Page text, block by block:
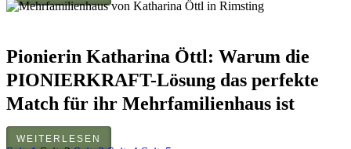
Pionierin Katharina Öttl: Warum die
PIONIERKRAFT-Lösung das perfekte
Match für ihr Mehrfamilienhaus ist
WEITERLESEN